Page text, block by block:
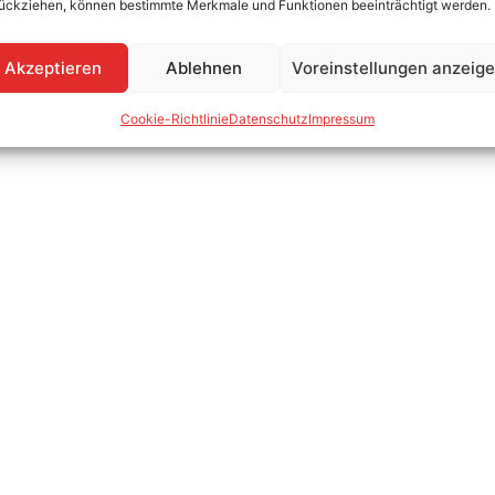
können bestimmte Merkmale und Funktionen beeinträchtigt werden.
Akzeptieren Ablehnen Voreinstellungen
Cookie-RichtlinieDatenschutzImpressum